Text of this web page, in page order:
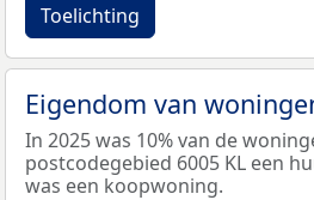
Toelichting
Eigendom van
In 2025 was 10% van de
postcodegebied 6005 KL een
was een koopwoning.